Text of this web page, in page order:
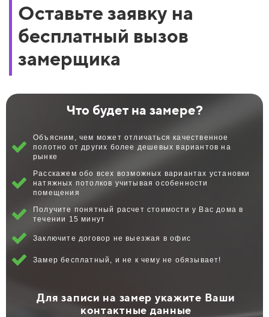
Оставьте заявку на
бесплатный вызов
замерщика
Что будет на замере?
Объясним, чем может отличаться качественное
полотно от других более дешевых вариантов на
рынке
Расскажем обо всех возможных вариантах установки
натяжных потолков учитывая особенности
помещения
Получите понятный расчет стоимости у Вас дома в
течении 15 минут
Заключите договор не выезжая в офис
Замер бесплатный, и не к чему не обязывает!
Для записи на замер укажите Ваши
контактные данные